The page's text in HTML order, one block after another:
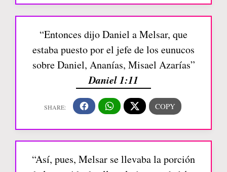
“Entonces dijo Daniel a Melsar, que
estaba puesto por el jefe de los eunucos
sobre Daniel, Ananías, Misael Azarías”
Daniel 1:11
“Así, pues, Melsar se llevaba la porción